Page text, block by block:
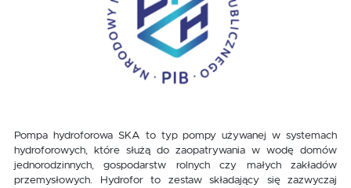
Pompa hydroforowa SKA to typ pompy używanej w systemach
hydroforowych, które służą do zaopatrywania w wodę domów
jednorodzinnych, gospodarstw rolnych czy małych zakładów
przemysłowych. Hydrofor to zestaw składający się zazwyczaj